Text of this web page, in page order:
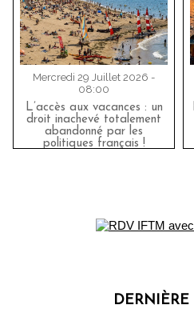
Mercredi 29 Juillet 2026 -
08:00
L’accès aux vacances : un
droit inachevé totalement
abandonné par les
politiques français !
DERNIÈRE